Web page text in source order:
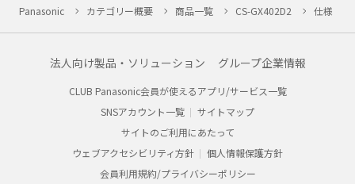
Panasonic カテゴリー概要 商品一覧 CS-GX402D2 仕様
法人向け製品・ソリューション グループ企業情報
CLUB Panasonic会員が使えるアプリ/サービス一覧
SNSアカウント一覧
サイトマップ
サイトのご利用にあたって
ウェブアクセシビリティ方針
個人情報保護方針
会員利用規約/プライバシーポリシー